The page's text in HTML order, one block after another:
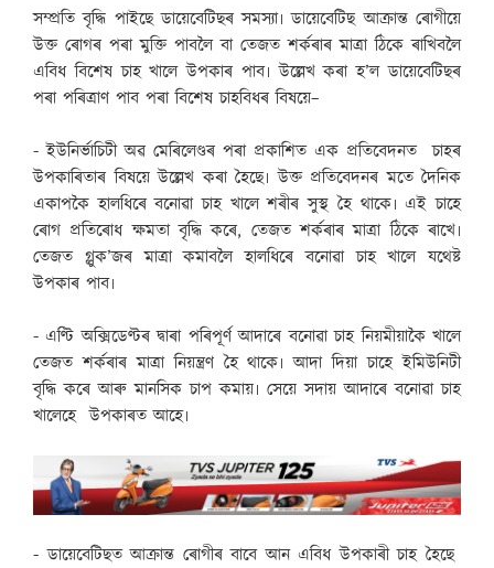
সম্প্ৰতি বৃদ্ধি পাইছে ডায়েবেটিছৰ সমস্যা৷ ডায়েবেটিছ আক্ৰান্ত ৰোগীয়ে
উক্ত ৰোগৰ পৰা মুক্তি পাবলৈ বা তেজত শৰ্কৰাৰ মাত্ৰা ঠিকে ৰাখিবলৈ
এবিধ বিশেষ চাহ খালে উপকাৰ পাব৷ উল্লেখ কৰা হ’ল ডায়েবেটিছৰ
পৰা পৰিত্ৰাণ পাব পৰা বিশেষ চাহবিধৰ বিষয়ে–
- ইউনিৰ্ভাচিটী অৱ মেৰিলেণ্ডৰ পৰা প্ৰকাশিত এক প্ৰতিবেদনত চাহৰ
উপকাৰিতাৰ বিষয়ে উল্লেখ কৰা হৈছে৷ উক্ত প্ৰতিবেদনৰ মতে দৈনিক
একাপকৈ হালধিৰে বনোৱা চাহ খালে শৰীৰ সুস্থ হৈ থাকে৷ এই চাহে
ৰোগ প্ৰতিৰোধ ক্ষমতা বৃদ্ধি কৰে, তেজত শৰ্কৰাৰ মাত্ৰা ঠিকে ৰাখে৷
তেজত গ্লুক’জৰ মাত্ৰা কমাবলৈ হালধিৰে বনোৱা চাহ খালে যথেষ্ট
উপকাৰ পাব৷
- এণ্টি অক্সিডেণ্টৰ দ্বাৰা পৰিপূৰ্ণ আদাৰে বনোৱা চাহ নিয়মীয়াকৈ খালে
তেজত শৰ্কৰাৰ মাত্ৰা নিয়ন্ত্ৰণ হৈ থাকে৷ আদা দিয়া চাহে ইমিউনিটী
বৃদ্ধি কৰে আৰু মানসিক চাপ কমায়৷ সেয়ে সদায় আদাৰে বনোৱা চাহ
খালেহে উপকাৰত আহে৷
- ডায়েবেটিছত আক্ৰান্ত ৰোগীৰ বাবে আন এবিধ উপকাৰী চাহ হৈছে